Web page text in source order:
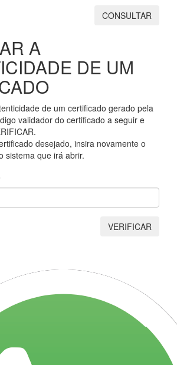
CONSULTAR
A
DE UM
de um certificado gerado pela
validador do certificado a seguir e
desejado, insira novamente o
sistema que irá abrir.
VERIFICAR